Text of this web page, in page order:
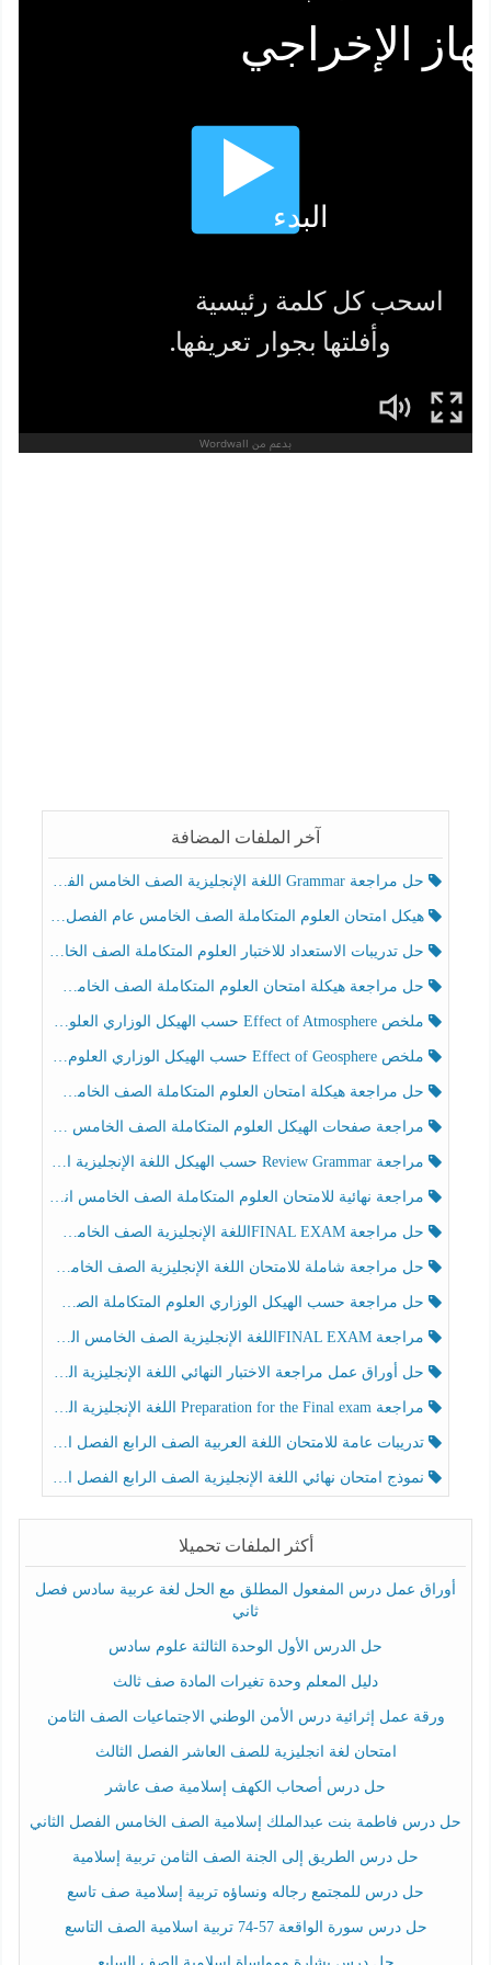
آخر الملفات المضافة
حل مراجعة Grammar اللغة الإنجليزية الصف الخامس الفصل الثالث
هيكل امتحان العلوم المتكاملة الصف الخامس عام الفصل الدراسي الثالث 2025-2026
حل تدريبات الاستعداد للاختبار العلوم المتكاملة الصف الخامس عام الفصل الثالث
حل مراجعة هيكلة امتحان العلوم المتكاملة الصف الخامس انسبير الفصل الثالث
ملخص Effect of Atmosphere حسب الهيكل الوزاري العلوم المتكاملة الصف الخامس انسبير الفصل الثالث
ملخص Effect of Geosphere حسب الهيكل الوزاري العلوم المتكاملة الصف الخامس انسبير الفصل الثالث
حل مراجعة هيكلة امتحان العلوم المتكاملة الصف الخامس عام الفصل الثالث
مراجعة صفحات الهيكل العلوم المتكاملة الصف الخامس انسبير الفصل الثالث
مراجعة Review Grammar حسب الهيكل اللغة الإنجليزية الصف الخامس الفصل الثالث
مراجعة نهائية للامتحان العلوم المتكاملة الصف الخامس انسبير الفصل الثالث
حل مراجعة FINAL EXAMاللغة الإنجليزية الصف الخامس الفصل الثالث
حل مراجعة شاملة للامتحان اللغة الإنجليزية الصف الخامس الفصل الثالث
حل مراجعة حسب الهيكل الوزاري العلوم المتكاملة الصف الخامس عام الفصل الثالث
مراجعة FINAL EXAMاللغة الإنجليزية الصف الخامس الفصل الثالث
حل أوراق عمل مراجعة الاختبار النهائي اللغة الإنجليزية الصف الرابع الفصل الثالث
مراجعة Preparation for the Final exam اللغة الإنجليزية الصف الرابع الفصل الثالث
تدريبات عامة للامتحان اللغة العربية الصف الرابع الفصل الثالث
نموذج امتحان نهائي اللغة الإنجليزية الصف الرابع الفصل الثالث
أكثر الملفات تحميلا
أوراق عمل درس المفعول المطلق مع الحل لغة عربية سادس فصل
ثاني
حل الدرس الأول الوحدة الثالثة علوم سادس
دليل المعلم وحدة تغيرات المادة صف ثالث
ورقة عمل إثرائية درس الأمن الوطني الاجتماعيات الصف الثامن
امتحان لغة انجليزية للصف العاشر الفصل الثالث
حل درس أصحاب الكهف إسلامية صف عاشر
حل درس فاطمة بنت عبدالملك إسلامية الصف الخامس الفصل الثاني
حل درس الطريق إلى الجنة الصف الثامن تربية إسلامية
حل درس للمجتمع رجاله ونساؤه تربية إسلامية صف تاسع
حل درس سورة الواقعة 57-74 تربية اسلامية الصف التاسع